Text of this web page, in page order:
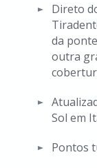
Direto
da
outra
Sol em
Pontos